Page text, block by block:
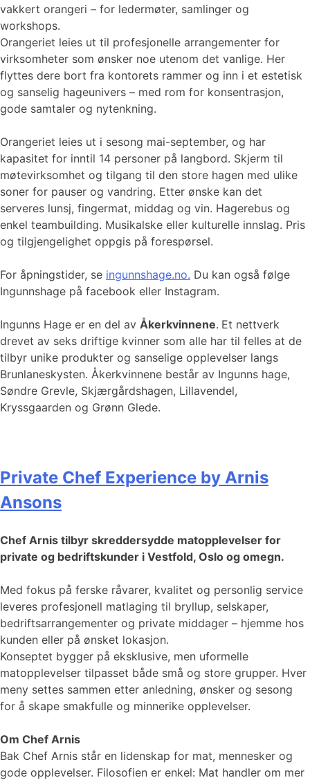
vakkert orangeri – for ledermøter, samlinger og
workshops.
Orangeriet leies ut til profesjonelle arrangementer for
virksomheter som ønsker noe utenom det vanlige. Her
flyttes dere bort fra kontorets rammer og inn i et estetisk
og sanselig hageunivers – med rom for konsentrasjon,
gode samtaler og nytenkning.
Orangeriet leies ut i sesong mai-september, og har
kapasitet for inntil 14 personer på langbord. Skjerm til
møtevirksomhet og tilgang til den store hagen med ulike
soner for pauser og vandring. Etter ønske kan det
serveres lunsj, fingermat, middag og vin. Hagerebus og
enkel teambuilding. Musikalske eller kulturelle innslag. Pris
og tilgjengelighet oppgis på forespørsel.
For åpningstider, se ingunnshage.no. Du kan også følge
Ingunnshage på facebook eller Instagram.
Ingunns Hage er en del av Åkerkvinnene. Et nettverk
drevet av seks driftige kvinner som alle har til felles at de
tilbyr unike produkter og sanselige opplevelser langs
Brunlaneskysten. Åkerkvinnene består av Ingunns hage,
Søndre Grevle, Skjærgårdshagen, Lillavendel,
Kryssgaarden og Grønn Glede.
Private Chef Experience by Arnis
Ansons
Chef Arnis tilbyr skreddersydde matopplevelser for
private og bedriftskunder i Vestfold, Oslo og omegn.
Med fokus på ferske råvarer, kvalitet og personlig service
leveres profesjonell matlaging til bryllup, selskaper,
bedriftsarrangementer og private middager – hjemme hos
kunden eller på ønsket lokasjon.
Konseptet bygger på eksklusive, men uformelle
matopplevelser tilpasset både små og store grupper. Hver
meny settes sammen etter anledning, ønsker og sesong
for å skape smakfulle og minnerike opplevelser.
Om Chef Arnis
Bak Chef Arnis står en lidenskap for mat, mennesker og
gode opplevelser. Filosofien er enkel: Mat handler om mer